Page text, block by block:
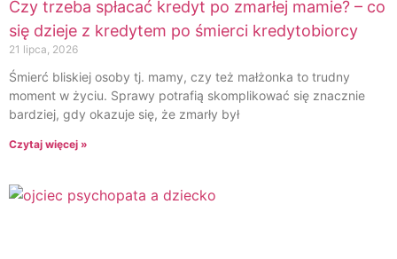
Czy trzeba spłacać kredyt po zmarłej mamie? – co
się dzieje z kredytem po śmierci kredytobiorcy
21 lipca, 2026
Śmierć bliskiej osoby tj. mamy, czy też małżonka to trudny
moment w życiu. Sprawy potrafią skomplikować się znacznie
bardziej, gdy okazuje się, że zmarły był
Czytaj więcej »